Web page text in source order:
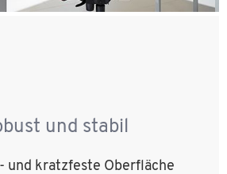
und stabil
und kratzfeste Oberfläche